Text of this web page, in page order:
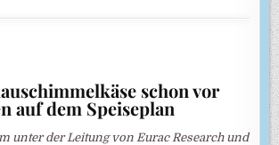
schon vor
auf dem Speiseplan
unter der Leitung von Eurac Research und